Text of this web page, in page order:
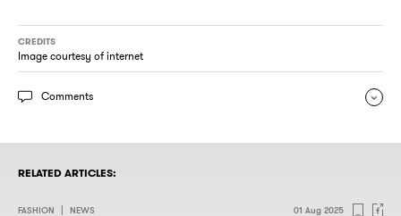
CREDITS
Image courtesy of internet
Comments
RELATED ARTICLES:
FASHION NEWS 01 Aug 2025